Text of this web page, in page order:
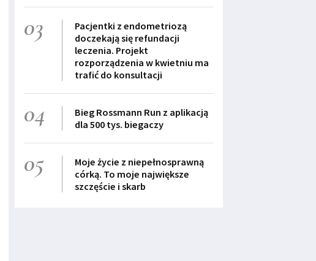
03
Pacjentki z endometriozą
doczekają się refundacji
leczenia. Projekt
rozporządzenia w kwietniu ma
trafić do konsultacji
04
Bieg Rossmann Run z aplikacją
dla 500 tys. biegaczy
05
Moje życie z niepełnosprawną
córką. To moje największe
szczęście i skarb